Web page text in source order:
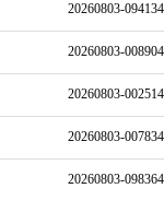
20260803-
20260803-
20260803-
20260803-
20260803-